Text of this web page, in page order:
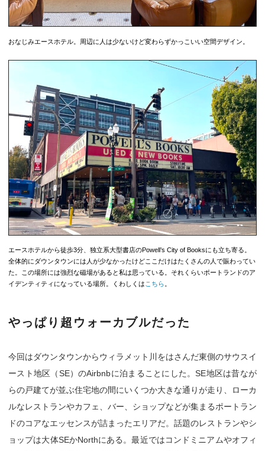
おなじみエースホテル。周辺に人は少ないけど変わらずかっこいい空間デザイン。
エースホテルから徒歩3分、独立系大型書店のPowell’s City of Booksにも立ち寄る。
全体的にダウンタウンには人が少なかったけどここだけはたくさんの人で賑わってい
た。この場所には強烈な磁場があると私は思っている。それくらいポートランドのア
イデンティティになっている場所。くわしくは こちら 。
やっぱり超ウォーカブルだった
今回はダウンタウンからウィラメット川をはさんだ東側のサウスイ
ースト地区（SE）のAirbnbに泊まることにした。SE地区は昔なが
らの戸建てが並ぶ住宅地の間にいくつか大きな通りが走り、ローカ
ルなレストランやカフェ、バー、ショップなどが集まるポートラン
ドのコアなエッセンスが詰まったエリアだ。話題のレストランやシ
ョップは大体SEかNorthにある。最近ではコンドミニアムやオフィ